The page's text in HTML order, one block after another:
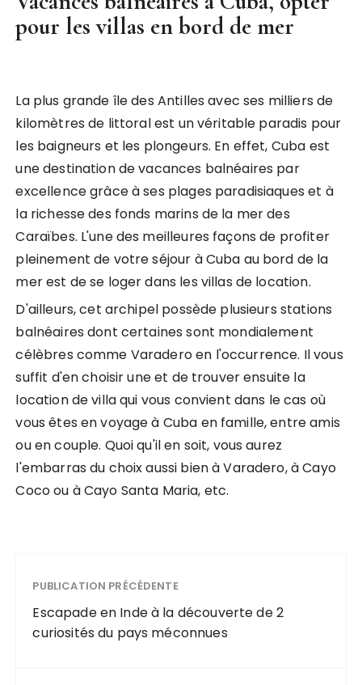
pour les villas en bord de mer
La plus grande île des Antilles avec ses milliers de
kilomètres de littoral est un véritable paradis pour
les baigneurs et les plongeurs. En effet, Cuba est
une destination de vacances balnéaires par
excellence grâce à ses plages paradisiaques et à
la richesse des fonds marins de la mer des
Caraïbes. L'une des meilleures façons de profiter
pleinement de votre séjour à Cuba au bord de la
mer est de se loger dans les villas de location.
D'ailleurs, cet archipel possède plusieurs stations
balnéaires dont certaines sont mondialement
célèbres comme Varadero en l'occurrence. Il vous
suffit d'en choisir une et de trouver ensuite la
location de villa qui vous convient dans le cas où
vous êtes en voyage à Cuba en famille, entre amis
ou en couple. Quoi qu'il en soit, vous aurez
l'embarras du choix aussi bien à Varadero, à Cayo
Coco ou à Cayo Santa Maria, etc.
PUBLICATION PRÉCÉDENTE
Escapade en Inde à la découverte de 2
curiosités du pays méconnues